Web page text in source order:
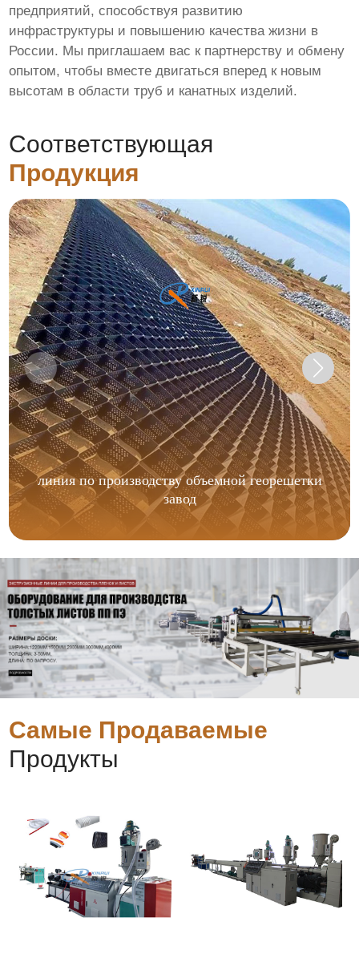
предприятий, способствуя развитию
инфраструктуры и повышению качества жизни в
России. Мы приглашаем вас к партнерству и обмену
опытом, чтобы вместе двигаться вперед к новым
высотам в области труб и канатных изделий.
Соответствующая
Продукция
линия по производству объемной георешетки
завод
Самые Продаваемые
Продукты